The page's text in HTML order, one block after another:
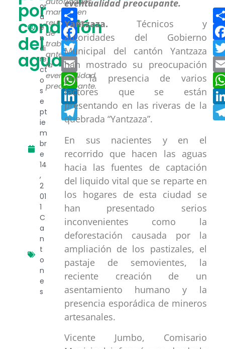
por
condición
del
agua
or
a
e
n
di
re
ct
o
s
e
pt
ie
m
br
e
14
,
2
01
1
C
a
n
t
o
n
e
s
mantienen
reuniones
de
trabajo
ante
la
eventualidad
preocupante.
Compartir
Facebook
Twitter
Email
WhatsApp
LinkedIn
Telegram
Yantzaza. Técnicos y
autoridades del Gobierno
Municipal del cantón Yantzaza
han mostrado su preocupación
por la presencia de varios
factores que se están
presentando en las riveras de la
quebrada “Yantzaza”.
En sus nacientes y en el
recorrido que hacen las aguas
hacia las fuentes de captación
del liquido vital que se reparte en
los hogares de esta ciudad se
han presentado serios
inconvenientes como la
deforestación causada por la
ampliación de los pastizales, el
pastaje de semovientes, la
reciente creación de un
asentamiento humano y la
presencia esporádica de mineros
artesanales.
Vicente Jumbo, Comisario